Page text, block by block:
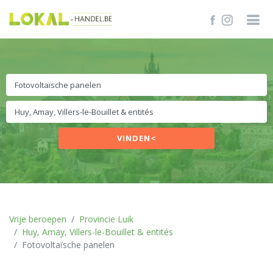
VINDEN<
Vrije beroepen
Provincie Luik
Huy, Amay, Villers-le-Bouillet & entités
Fotovoltaïsche panelen